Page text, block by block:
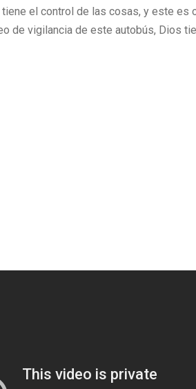
el control de las cosas, y este es
de vigilancia de este autobús, Dios